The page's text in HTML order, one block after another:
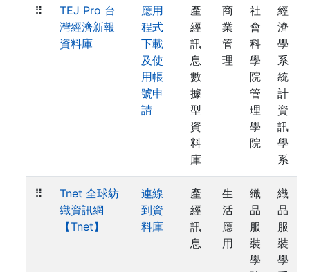
⠿
TEJ Pro 台
灣經濟新報
資料庫
應用
程式
下載
及使
用帳
號申
請
產
經
訊
息
數
據
型
資
料
庫
商
業
管
理
社
會
科
學
院
管
理
學
院
經
濟
學
系
統
計
資
訊
學
系
⠿
Tnet 全球紡
織資訊網
【Tnet】
連線
到資
料庫
產
經
訊
息
生
活
應
用
織
品
服
裝
學
織
品
服
裝
學